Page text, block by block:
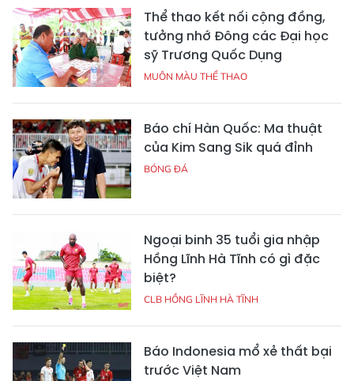
Thể thao kết nối cộng đồng,
tưởng nhớ Đông các Đại học
sỹ Trương Quốc Dụng
MUÔN MÀU THỂ THAO
Báo chí Hàn Quốc: Ma thuật
của Kim Sang Sik quá đỉnh
BÓNG ĐÁ
Ngoại binh 35 tuổi gia nhập
Hồng Lĩnh Hà Tĩnh có gì đặc
biệt?
CLB HỒNG LĨNH HÀ TĨNH
Báo Indonesia mổ xẻ thất bại
trước Việt Nam